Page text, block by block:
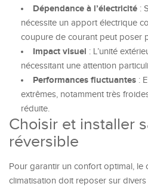
Dépendance à l’électricité :
nécessite un apport électrique
coupure de courant peut poser
Impact visuel : L’unité
nécessitant une attention
Performances fluctuantes :
extrêmes, notamment très
réduite.
Choisir et installer
réversible
Pour garantir un confort optimal, le
climatisation doit reposer sur divers